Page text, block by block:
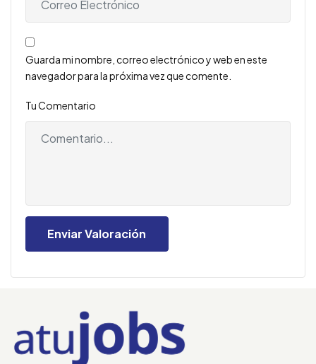
Guarda mi nombre, correo electrónico y web en este
navegador para la próxima vez que comente.
Tu Comentario